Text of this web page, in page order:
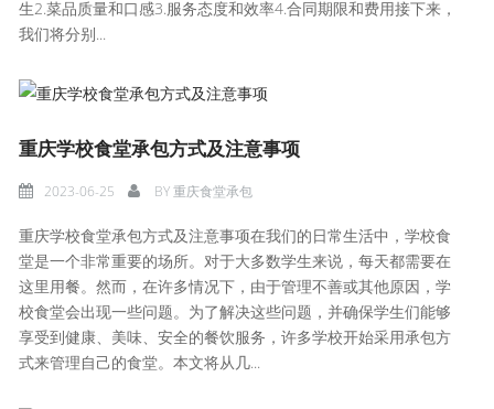
生2.菜品质量和口感3.服务态度和效率4.合同期限和费用接下来，
我们将分别...
重庆学校食堂承包方式及注意事项
2023-06-25 BY重庆食堂承包
重庆学校食堂承包方式及注意事项在我们的日常生活中，学校食
堂是一个非常重要的场所。对于大多数学生来说，每天都需要在
这里用餐。然而，在许多情况下，由于管理不善或其他原因，学
校食堂会出现一些问题。为了解决这些问题，并确保学生们能够
享受到健康、美味、安全的餐饮服务，许多学校开始采用承包方
式来管理自己的食堂。本文将从几...